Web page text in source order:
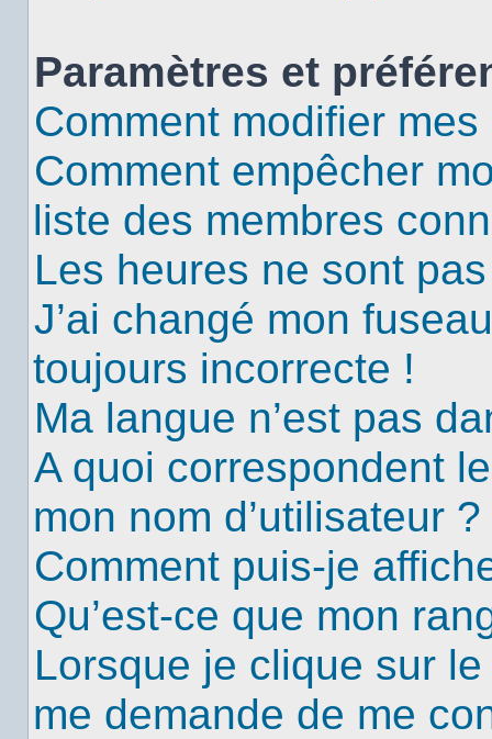
Paramètres et
Comment modifier
Comment empêcher
liste des membres
Les heures ne sont
J’ai changé mon
toujours incorrecte !
Ma langue n’est pas
A quoi correspondent
mon nom d’utilisateur ?
Comment puis-je
Qu’est-ce que mon
Lorsque je clique sur
me demande de me